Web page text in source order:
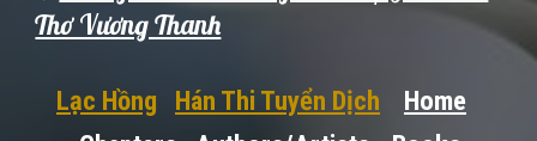
Thơ Vương Thanh
Lạc Hồng Hán Thi Tuyển Dịch
Home